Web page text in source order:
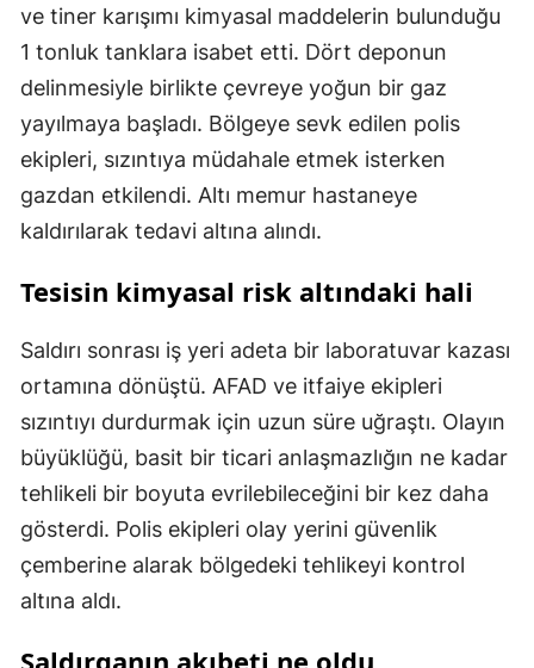
ve tiner karışımı kimyasal maddelerin bulunduğu
1 tonluk tanklara isabet etti. Dört deponun
delinmesiyle birlikte çevreye yoğun bir gaz
yayılmaya başladı. Bölgeye sevk edilen polis
ekipleri, sızıntıya müdahale etmek isterken
gazdan etkilendi. Altı memur hastaneye
kaldırılarak tedavi altına alındı.
Tesisin kimyasal risk altındaki hali
Saldırı sonrası iş yeri adeta bir laboratuvar kazası
ortamına dönüştü. AFAD ve itfaiye ekipleri
sızıntıyı durdurmak için uzun süre uğraştı. Olayın
büyüklüğü, basit bir ticari anlaşmazlığın ne kadar
tehlikeli bir boyuta evrilebileceğini bir kez daha
gösterdi. Polis ekipleri olay yerini güvenlik
çemberine alarak bölgedeki tehlikeyi kontrol
altına aldı.
Saldırganın akıbeti ne oldu